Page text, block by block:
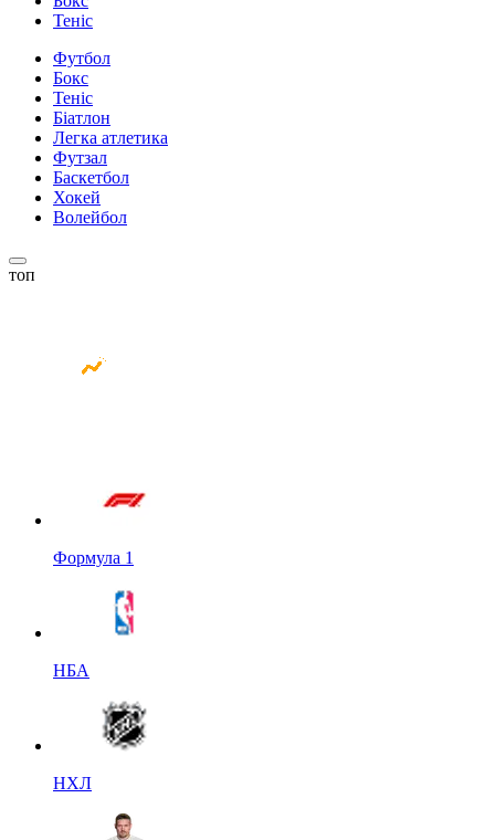
Теніс
Футбол
Бокс
Теніс
Біатлон
Легка атлетика
Футзал
Баскетбол
Хокей
Волейбол
топ
Формула 1
НБА
НХЛ